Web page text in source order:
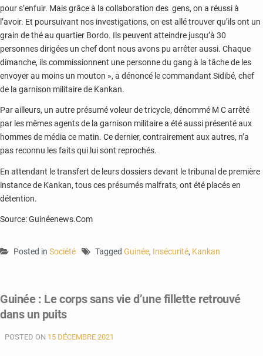
pour s’enfuir. Mais grâce à la collaboration des gens, on a réussi à
l’avoir. Et poursuivant nos investigations, on est allé trouver qu’ils ont un
grain de thé au quartier Bordo. Ils peuvent atteindre jusqu’à 30
personnes dirigées un chef dont nous avons pu arrêter aussi. Chaque
dimanche, ils commissionnent une personne du gang à la tâche de les
envoyer au moins un mouton », a dénoncé le commandant Sidibé, chef
de la garnison militaire de Kankan.
Par ailleurs, un autre présumé voleur de tricycle, dénommé M C arrêté
par les mêmes agents de la garnison militaire a été aussi présenté aux
hommes de média ce matin. Ce dernier, contrairement aux autres, n’a
pas reconnu les faits qui lui sont reprochés.
En attendant le transfert de leurs dossiers devant le tribunal de première
instance de Kankan, tous ces présumés malfrats, ont été placés en
détention.
Source: Guinéenews.Com
Posted in Société Tagged Guinée, Insécurité, Kankan
Guinée : Le corps sans vie d’une fillette retrouvé
dans un puits
POSTED ON 15 DÉCEMBRE 2021